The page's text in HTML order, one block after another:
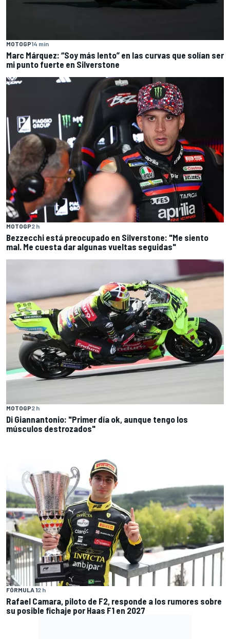
MOTOGP14 min
Marc Márquez: “Soy más lento” en las curvas que solían ser
mi punto fuerte en Silverstone
MOTOGP2 h
Bezzecchi está preocupado en Silverstone: "Me siento
mal. Me cuesta dar algunas vueltas seguidas"
MOTOGP2 h
Di Giannantonio: "Primer día ok, aunque tengo los
músculos destrozados"
FÓRMULA 12 h
Rafael Camara, piloto de F2, responde a los rumores sobre
su posible fichaje por Haas F1 en 2027